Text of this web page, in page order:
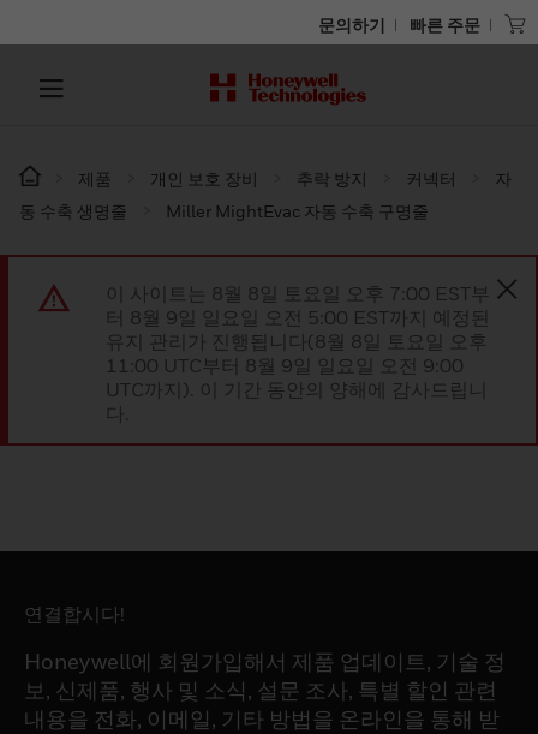
문의하기 빠른 주문
제품 개인 보호 장비 추락 방지 커넥터
자
동 수축 생명줄
Miller MightEvac 자동 수축 구명줄
이 사이트는 8월 8일 토요일 오후 7:00 EST부
터 8월 9일 일요일 오전 5:00 EST까지 예정된
유지 관리가 진행됩니다(8월 8일 토요일 오후
11:00 UTC부터 8월 9일 일요일 오전 9:00
UTC까지). 이 기간 동안의 양해에 감사드립니
다.
연결합시다!
Honeywell에 회원가입해서 제품 업데이트, 기술 정
보, 신제품, 행사 및 소식, 설문 조사, 특별 할인 관련
내용을 전화, 이메일, 기타 방법을 온라인을 통해 받